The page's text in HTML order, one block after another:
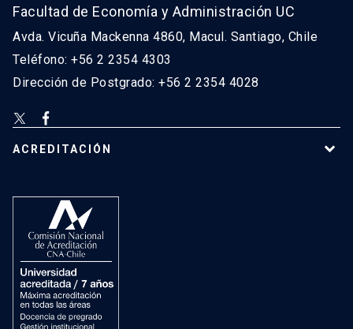
Facultad de Economía y Administración UC
Avda. Vicuña Mackenna 4860, Macul. Santiago, Chile
Teléfono: +56 2 2354 4303
Dirección de Postgrado: +56 2 2354 4028
ACREDITACIÓN